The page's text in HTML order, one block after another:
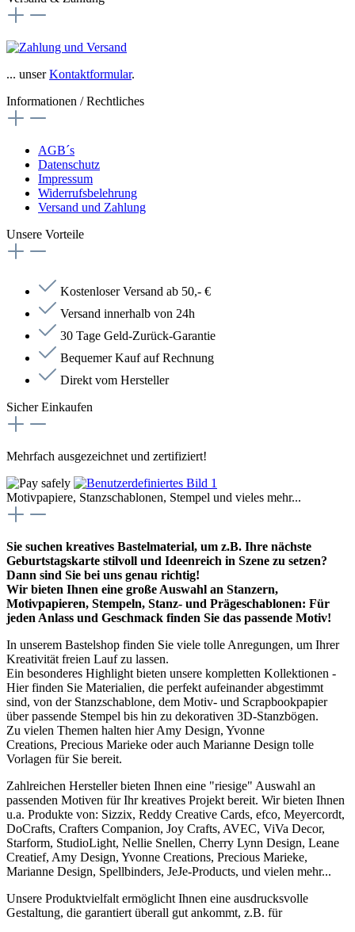
... unserKontaktformular.
Informationen / Rechtliches
AGB´s
Datenschutz
Impressum
Widerrufsbelehrung
Versand und Zahlung
Unsere Vorteile
Kostenloser Versand ab 50,- €
Versand innerhalb von 24h
30 Tage Geld-Zurück-Garantie
Bequemer Kauf auf Rechnung
Direkt vom Hersteller
Sicher Einkaufen
Mehrfach ausgezeichnet und zertifiziert!
Motivpapiere, Stanzschablonen, Stempel und vieles mehr...
Sie suchen kreatives Bastelmaterial, um z.B. Ihre nächste
Geburtstagskarte stilvoll und Ideenreich in Szene zu setzen?
Dann sind Sie bei uns genau richtig!
Wir bieten Ihnen eine große Auswahl an Stanzern,
Motivpapieren, Stempeln, Stanz- und Prägeschablonen: Für
jeden Anlass und Geschmack finden Sie das passende Motiv!
In unserem Bastelshop finden Sie viele tolle Anregungen, um Ihrer
Kreativität freien Lauf zu lassen.
Ein besonderes Highlight bieten unsere kompletten Kollektionen -
Hier finden Sie Materialien, die perfekt aufeinander abgestimmt
sind, von der Stanzschablone, dem Motiv- und Scrapbookpapier
über passende Stempel bis hin zu dekorativen 3D-Stanzbögen.
Zu vielen Themen halten hier Amy Design, Yvonne
Creations, Precious Marieke oder auch Marianne Design tolle
Vorlagen für Sie bereit.
Zahlreichen Hersteller bieten Ihnen eine "riesige" Auswahl an
passenden Motiven für Ihr kreatives Projekt bereit. Wir bieten Ihnen
u.a. Produkte von: Sizzix, Reddy Creative Cards, efco, Meyercordt,
DoCrafts, Crafters Companion, Joy Crafts, AVEC, ViVa Decor,
Starform, StudioLight, Nellie Snellen, Cherry Lynn Design, Leane
Creatief, Amy Design, Yvonne Creations, Precious Marieke,
Marianne Design, Spellbinders, JeJe-Products, und vielen mehr...
Unsere Produktvielfalt ermöglicht Ihnen eine ausdrucksvolle
Gestaltung, die garantiert überall gut ankommt, z.B. für